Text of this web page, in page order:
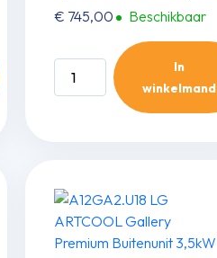
€ 745,00 Beschikbaar
A09GA1.U18
LG
2,5kW
aantal
In
winkelmand